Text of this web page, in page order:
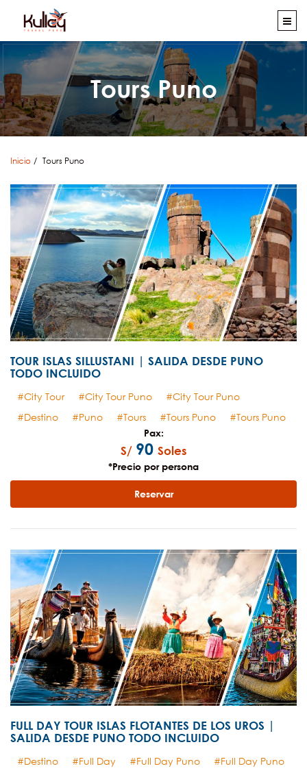
Tours Puno
Inicio Tours Puno
TOUR ISLAS SILLUSTANI | SALIDA DESDE PUNO
TODO INCLUIDO
City Tour City Tour Puno
City Tour Puno
Destino
Puno Tours Tours Puno
Tours Puno
Pax:
S/ 90 Soles
*Precio por persona
Reservar
FULL DAY TOUR ISLAS FLOTANTES DE LOS UROS |
SALIDA DESDE PUNO TODO INCLUIDO
Destino Full Day Full Day Puno
Full Day Puno